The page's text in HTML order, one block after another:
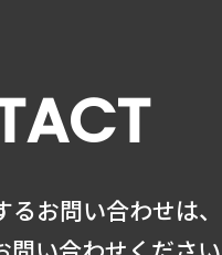
お問い合わせは、